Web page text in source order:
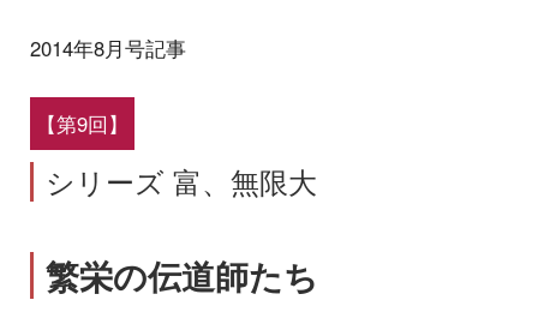
2014年8月号記事
【第9回】
シリーズ 富、無限大
繁栄の伝道師たち